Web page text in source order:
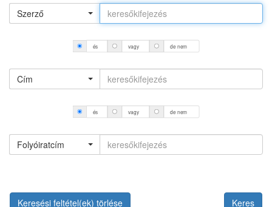
Szerző
és vagy de nem
Cím
és vagy de nem
Folyóiratcím
Keresési feltétel(ek) törlése